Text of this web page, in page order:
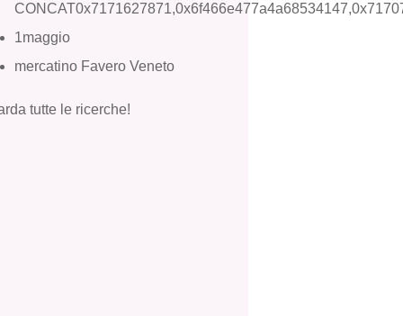
1maggio
mercatino Favero Veneto
tutte le ricerche!